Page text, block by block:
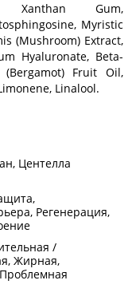
Xanthan Gum,
Myristic
(Mushroom) Extract,
Hyaluronate, Beta-
Fruit Oil,
Linalool.
Центелла
Регенерация,
/
Жирная,